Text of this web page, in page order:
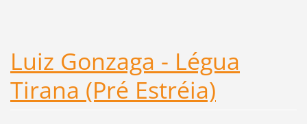
Luiz Gonzaga - Légua
Tirana (Pré Estréia)